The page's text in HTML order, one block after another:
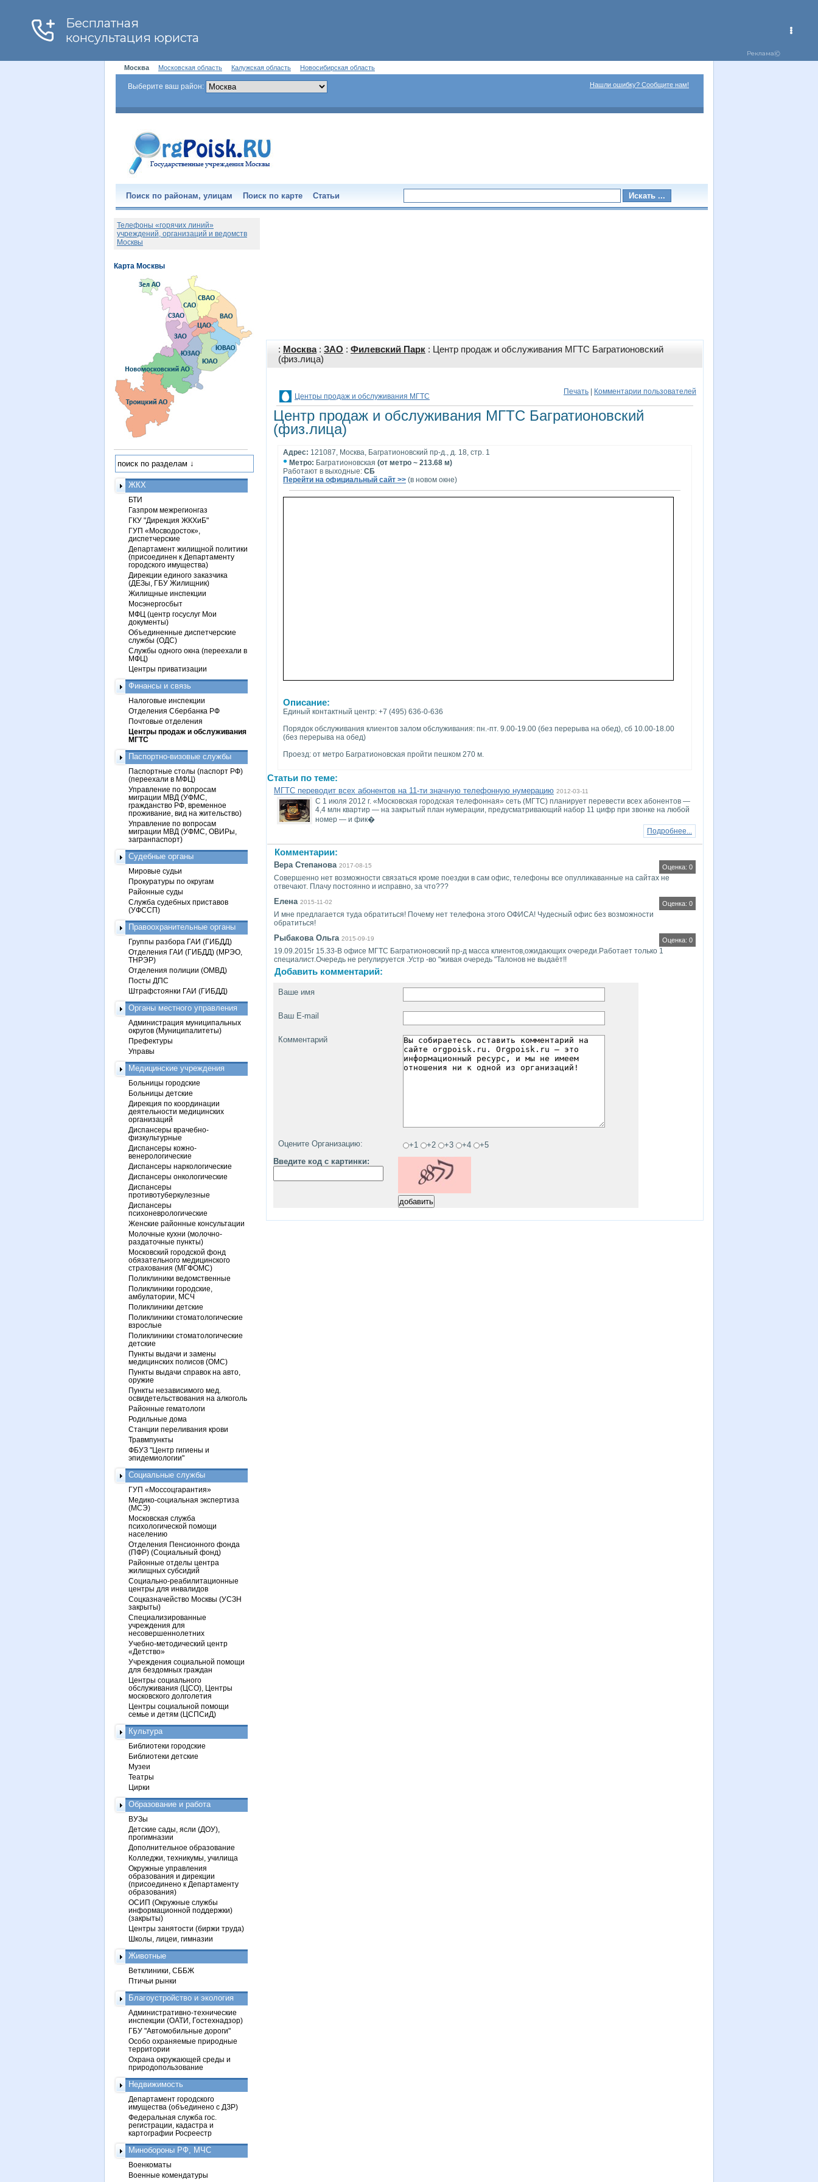
Москва Московская область Калужская область Новосибирская область
Выберите ваш район: Нашли ошибку? Сообщите нам!
Поиск по районам, улицам Поиск по карте Статьи
: Москва: ЗАО : Филевский Парк : Центр продаж и обслуживания МГТС Багратионовский
(физ.лица)
Печать Комментарии пользователей
Центры продаж и обслуживания МГТС
Центр продаж и обслуживания МГТС Багратионовский
(физ.лица)
Адрес: 121087, Москва, Багратионовский пр-д., д. 18, стр. 1
• Метро: Багратионовская (от метро ~ 213.68 м)
Работают в выходные: СБ
Перейти на официальный сайт >> (в новом окне)
Описание:
Единый контактный центр: +7 (495) 636-0-636
Порядок обслуживания клиентов залом обслуживания: пн.-пт. 9.00-19.00 (без перерыва на обед), cб 10.00-18.00
(без перерыва на обед)
Проезд: от метро Багратионовская пройти пешком 270 м.
Статьи по теме:
МГТС переводит всех абонентов на 11-ти значную телефонную нумерацию 2012-03-11
С 1 июля 2012 г. «Московская городская телефонная» сеть (МГТС) планирует перевести всех абонентов —
4,4 млн квартир — на закрытый план нумерации, предусматривающий набор 11 цифр при звонке на любой
номер — и фик�
Подробнее...
Комментарии:
Оценка: 0
Вера Степанова 2017-08-15
Совершенно нет возможности связаться кроме поездки в сам офис, телефоны все опулликаванные на сайтах не
отвечают. Плачу постоянно и исправно, за что???
Оценка: 0
Елена 2015-11-02
И мне предлагается туда обратиться! Почему нет телефона этого ОФИСА! Чудесный офис без возможности
обратиться!
Оценка: 0
Рыбакова Ольга 2015-09-19
19.09.2015г 15.33-В офисе МГТС Багратионовский пр-д масса клиентов,ожидающих очереди.Работает только 1
специалист.Очередь не регулируется .Устр -во "живая очередь "Талонов не выдаёт!!
Добавить комментарий:
Ваше имя
Ваш E-mail
Комментарий
Оцените Организацию: +1 +2 +3 +4
+5
Введите код с картинки:
Телефоны «горячих линий»
учреждений, организаций и ведомств
Москвы
ЖКХ
БТИ
Газпром межрегионгаз
ГКУ "Дирекция ЖКХиБ"
ГУП «Мосводосток»,
диспетчерские
Департамент жилищной политики
(присоединен к Департаменту
городского имущества)
Дирекции единого заказчика
(ДЕЗы, ГБУ Жилищник)
Жилищные инспекции
Мосэнергосбыт
МФЦ (центр госуслуг Мои
документы)
Объединенные диспетчерские
службы (ОДС)
Службы одного окна (переехали в
МФЦ)
Центры приватизации
Финансы и связь
Налоговые инспекции
Отделения Сбербанка РФ
Почтовые отделения
Центры продаж и обслуживания
МГТС
Паспортно-визовые службы
Паспортные столы (паспорт РФ)
(переехали в МФЦ)
Управление по вопросам
миграции МВД (УФМС,
гражданство РФ, временное
проживание, вид на жительство)
Управление по вопросам
миграции МВД (УФМС, ОВИРы,
загранпаспорт)
Судебные органы
Мировые судьи
Прокуратуры по округам
Районные суды
Служба судебных приставов
(УФССП)
Правоохранительные органы
Группы разбора ГАИ (ГИБДД)
Отделения ГАИ (ГИБДД) (МРЭО,
ТНРЭР)
Отделения полиции (ОМВД)
Посты ДПС
Штрафстоянки ГАИ (ГИБДД)
Органы местного управления
Администрация муниципальных
округов (Муниципалитеты)
Префектуры
Управы
Медицинские учреждения
Больницы городские
Больницы детские
Дирекция по координации
деятельности медицинских
организаций
Диспансеры врачебно-
физкультурные
Диспансеры кожно-
венерологические
Диспансеры наркологические
Диспансеры онкологические
Диспансеры
противотуберкулезные
Диспансеры
психоневрологические
Женские районные консультации
Молочные кухни (молочно-
раздаточные пункты)
Московский городской фонд
обязательного медицинского
страхования (МГФОМС)
Поликлиники ведомственные
Поликлиники городские,
амбулатории, МСЧ
Поликлиники детские
Поликлиники стоматологические
взрослые
Поликлиники стоматологические
детские
Пункты выдачи и замены
медицинских полисов (ОМС)
Пункты выдачи справок на авто,
оружие
Пункты независимого мед.
освидетельствования на алкоголь
Районные гематологи
Родильные дома
Станции переливания крови
Травмпункты
ФБУЗ "Центр гигиены и
эпидемиологии"
Социальные службы
ГУП «Моссоцгарантия»
Медико-социальная экспертиза
(МСЭ)
Московская служба
психологической помощи
населению
Отделения Пенсионного фонда
(ПФР) (Социальный фонд)
Районные отделы центра
жилищных субсидий
Социально-реабилитационные
центры для инвалидов
Соцказначейство Москвы (УСЗН
закрыты)
Специализированные
учреждения для
несовершеннолетних
Учебно-методический центр
«Детство»
Учреждения социальной помощи
для бездомных граждан
Центры социального
обслуживания (ЦСО), Центры
московского долголетия
Центры социальной помощи
семье и детям (ЦСПСиД)
Культура
Библиотеки городские
Библиотеки детские
Музеи
Театры
Цирки
Образование и работа
ВУЗы
Детские сады, ясли (ДОУ),
прогимназии
Дополнительное образование
Колледжи, техникумы, училища
Окружные управления
образования и дирекции
(присоединено к Департаменту
образования)
ОСИП (Окружные службы
информационной поддержки)
(закрыты)
Центры занятости (биржи труда)
Школы, лицеи, гимназии
Животные
Ветклиники, СББЖ
Птичьи рынки
Благоустройство и экология
Административно-технические
инспекции (ОАТИ, Гостехнадзор)
ГБУ "Автомобильные дороги"
Особо охраняемые природные
территории
Охрана окружающей среды и
природопользование
Недвижимость
Департамент городского
имущества (объединено с ДЗР)
Федеральная служба гос.
регистрации, кадастра и
картографии Росреестр
Минобороны РФ, МЧС
Военкоматы
Военные комендатуры